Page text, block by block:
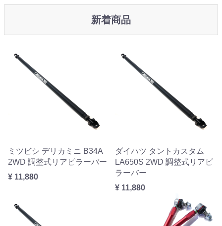
新着商品
ミツビシ デリカミニ B34A
2WD 調整式リアピラーバー
¥ 11,880
ダイハツ タントカスタム
LA650S 2WD 調整式リアピ
ラーバー
¥ 11,880